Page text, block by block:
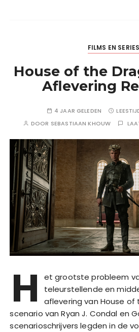
FILMS EN SERIES
House of the
Aflevering
4 JAAR GELEDEN
DOOR SEBASTIAAN KHOUW
H
et grootste probleem
teleurstellende en
aflevering van House of
scenario van Ryan J. Condal en
scenarioschrijvers legden in de